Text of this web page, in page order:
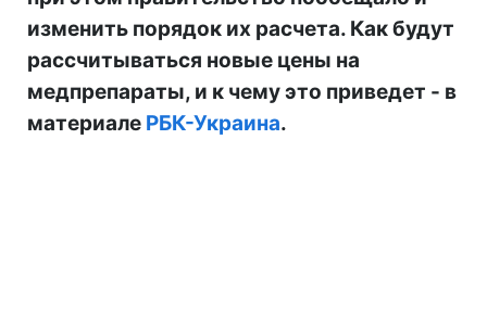
изменить порядок их расчета. Как будут
рассчитываться новые цены на
медпрепараты, и к чему это приведет - в
материале РБК-Украина.